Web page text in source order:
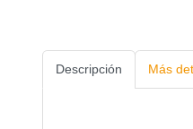
Descripción Más